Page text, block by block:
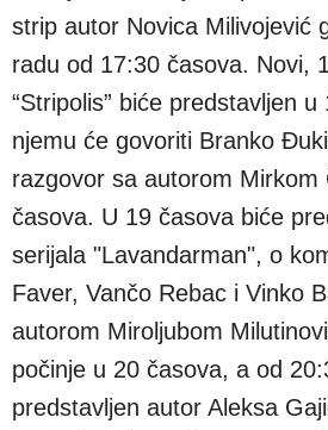
strip autor Novica Milivojević
radu od 17:30 časova. Novi,
“Stripolis” biće predstavljen
njemu će govoriti Branko
razgovor sa autorom Mirkom
časova. U 19 časova biće
serijala "Lavandarman", o
Faver, Vančo Rebac i Vinko
autorom Miroljubom
počinje u 20 časova, a od
predstavljen autor Aleksa